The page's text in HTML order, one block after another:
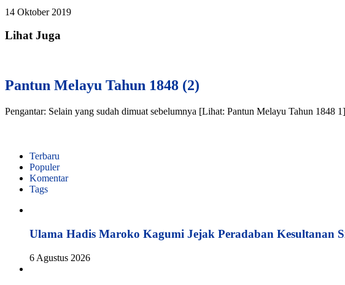
14 Oktober 2019
Lihat Juga
Pantun Melayu Tahun 1848 (2)
Pengantar: Selain yang sudah dimuat sebelumnya [Lihat: Pantun Melayu Tahun 1848
Terbaru
Populer
Komentar
Tags
Ulama Hadis Maroko Kagumi Jejak Peradaban Kesultanan
6 Agustus 2026